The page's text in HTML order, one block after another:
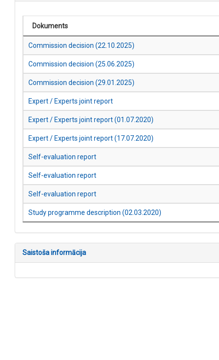
Dokuments
Commission decision (22.10.2025)
Commission decision (25.06.2025)
Commission decision (29.01.2025)
Expert / Experts joint report
Expert / Experts joint report (01.07.2020)
Expert / Experts joint report (17.07.2020)
Self-evaluation report
Self-evaluation report
Self-evaluation report
Study programme description (02.03.2020)
Saistoša informācija